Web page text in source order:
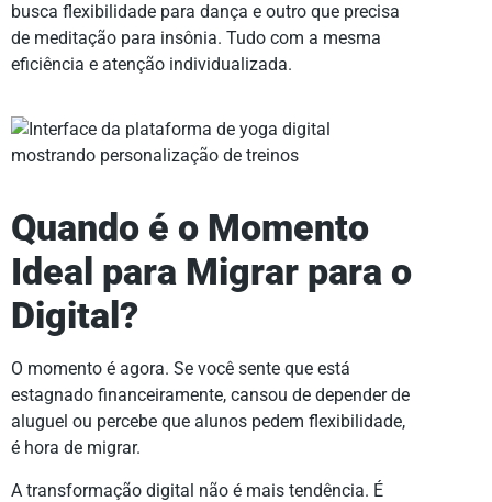
busca flexibilidade para dança e outro que precisa
de meditação para insônia. Tudo com a mesma
eficiência e atenção individualizada.
Quando é o Momento
Ideal para Migrar para o
Digital?
O momento é agora. Se você sente que está
estagnado financeiramente, cansou de depender de
aluguel ou percebe que alunos pedem flexibilidade,
é hora de migrar.
A transformação digital não é mais tendência. É